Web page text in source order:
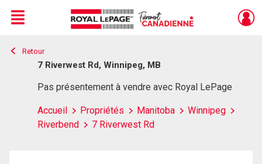
Live
En Direct
Menu
Retour
7 Riverwest Rd, Winnipeg, MB
Pas présentement à vendre avec Royal LePage
Accueil Propriétés Manitoba
Winnipeg
Riverbend
7 Riverwest Rd